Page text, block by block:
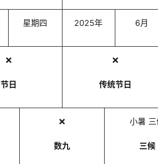
星期四 2025年 6月
❌
节日
❌
传统节日
❌
数九
小暑
三候